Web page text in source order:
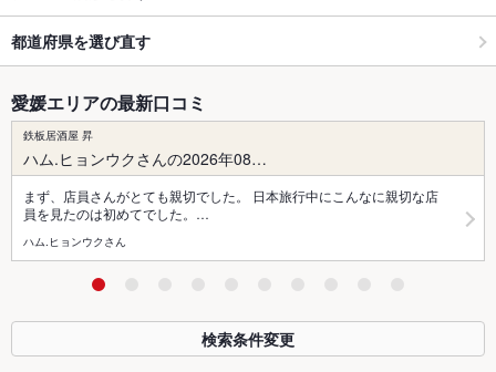
都道府県を選び直す
愛媛エリアの最新口コミ
鉄板居酒屋 昇
ハム.ヒョンウクさんの2026年08…
まず、店員さんがとても親切でした。 日本旅行中にこんなに親切な店
員を見たのは初めてでした。…
ハム.ヒョンウクさん
検索条件変更